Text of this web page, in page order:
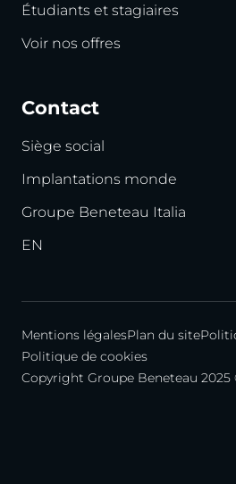
Étudiants et stagiaires
Voir nos offres
Contact
Siège social
Implantations monde
Groupe Beneteau Italia
EN
Mentions légalesPlan du site
Politique de cookies
Copyright Groupe Beneteau 2025